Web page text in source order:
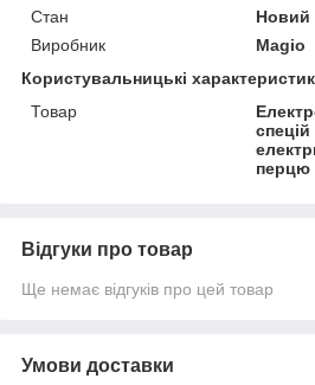
Стан
Новий
Виробник
Magio
Користувальницькі
Товар
перцю
Відгуки про товар
Ще немає відгуків про цей товар
Умови доставки